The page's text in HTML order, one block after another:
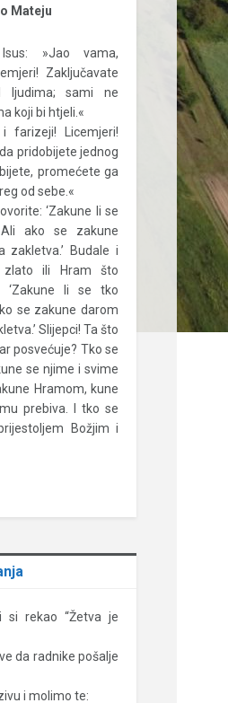
Mateju
»Jao vama,
Zaključavate
ljudima; sami ne
koji bi htjeli.«
farizeji! Licemjeri!
pridobijete jednog
promećete ga
od sebe.«
‘Zakune li se
ako se zakune
zakletva.’ Budale i
ili Hram što
‘Zakune li se tko
se zakune darom
Slijepci! Ta što
posvećuje? Tko se
se njime i svime
Hramom, kune
prebiva. I tko se
Božjim i
si rekao “Žetva je
da radnike pošalje
i molimo te: